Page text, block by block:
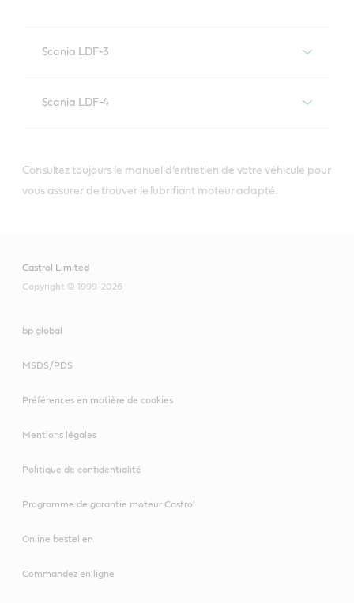
Scania LDF-3
Scania LDF-4
spécification SCANIA LDF-4
Consultez toujours le manuel d’entretien de votre véhicule pour
vous assurer de trouver le lubrifiant moteur adapté.
Castrol Limited
Copyright © 1999-2026
bp global
MSDS/PDS
Préférences en matière de cookies
Mentions légales
Politique de confidentialité
Programme de garantie moteur Castrol
Online bestellen
Commandez en ligne